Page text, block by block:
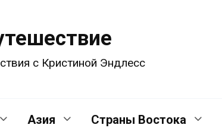
с Кристиной Эндлесс
Азия Страны Востока